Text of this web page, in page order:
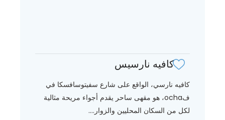
كافيه نارسيس
كافيه نارسي، الواقع على شارع سفيتوسافسكا في
فocha، هو مقهى ساحر يقدم أجواء مريحة مثالية
لكل من السكان المحليين والزوار....